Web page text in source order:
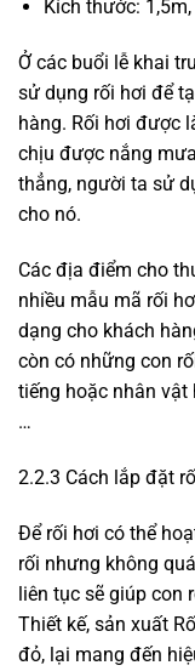
Kích thước:
Ở các buổi lễ khai
sử dụng rối hơi để
hàng. Rối hơi được
chịu được nắng
thẳng, người ta sử
cho nó.
Các địa điểm cho
nhiều mẫu mã rối
dạng cho khách
còn có những con
tiếng hoặc nhân vật
…
2.2.3 Cách lắp đặt
Để rối hơi có thể
rối nhưng không
liên tục sẽ giúp con
Thiết kế, sản xuất
đỏ, lại mang đến